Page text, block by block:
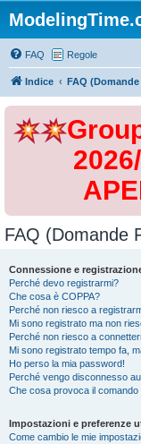
FAQ Regole
Indice FAQ
FAQ (Domande
Connessione e
Perché devo registrarmi?
Che cosa è COPPA?
Perché non riesco a
Mi sono registrato ma non
Perché non riesco a
Mi sono registrato tempo fa,
Ho perso la mia password!
Perché vengo disconnesso
Che cosa provoca il comando
Impostazioni e preferenze
Come cambio le mie